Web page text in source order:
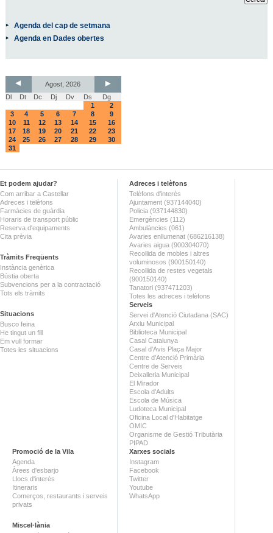
Agenda del cap de setmana
Agenda en Dades obertes
Agost, 2026
Dl
Dt Dc Dj Dv Ds
Dg
1
2
3
4 5 6 7 8
9
10
11 12 13 14 15
16
17
18 19 20 21 22
23
24
25 26 27 28 29
30
31
Et podem ajudar?
Com arribar a Castellar
Adreces i telèfons
Farmàcies de guàrdia
Horaris de transport públic
Reserva d'equipaments
Cita prèvia
Tràmits Freqüents
Instància genèrica
Bústia oberta
Subvencions per a la contractació
Tots els tràmits
Situacions
Busco feina
He tingut un fill
Em vull formar
Totes les situacions
Adreces i telèfons
Telèfons d'interès
Ajuntament (937144040)
Policia (937144830)
Emergències (112)
Ambulàncies (061)
Avaries enllumenat (686216138)
Avaries aigua (900304070)
Recollida de mobles i altres
voluminosos (900150140)
Recollida de restes vegetals
(900150140)
Tanatori (937471203)
Totes les adreces i telèfons
Serveis
Servei d'Atenció Ciutadana (SAC)
Arxiu Municipal
Biblioteca Municipal
Casal Catalunya
Casal d'Avis Plaça Major
Centre d'Atenció Primària
Centre de Serveis
Deixalleria Municipal
El Mirador
Escola d'Adults
Escola de Música
Ludoteca Municipal
Oficina Local d'Habitatge
OMIC
Organisme de Gestió Tributària
PIPAD
Promoció de la Vila
Agenda
Àrees d'esbarjo
Llocs d'interès
Itineraris
Comerços, restaurants i serveis
privats
Miscel·lània
Xarxes socials
Instagram
Facebook
Twitter
Youtube
WhatsApp